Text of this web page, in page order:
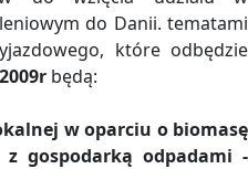
do Danii. tematami
które odbędzie
będą:
w oparciu o biomasę
gospodarką odpadami -